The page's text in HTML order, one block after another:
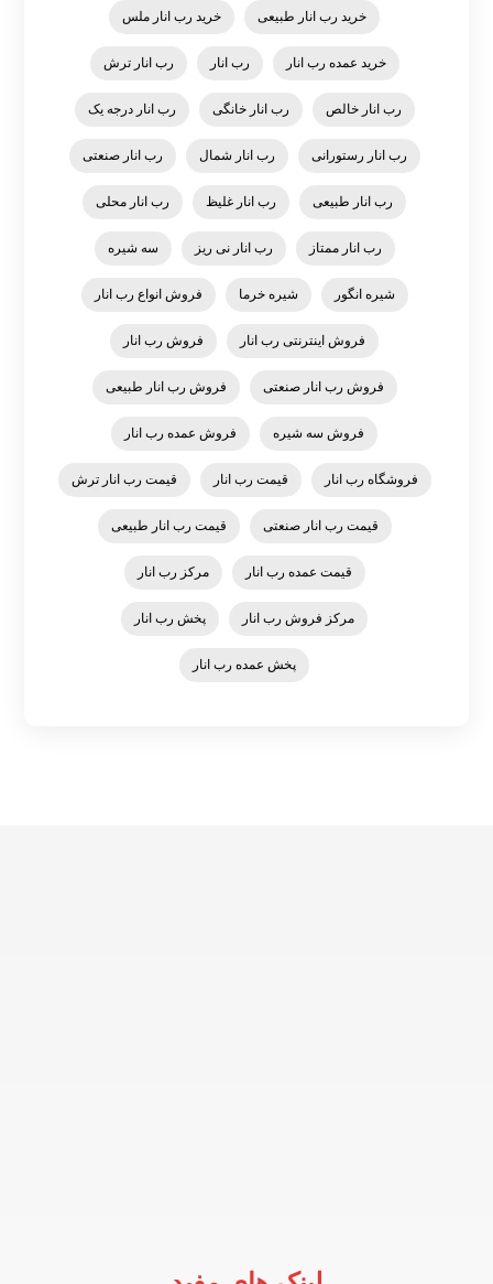
خرید رب انار طبیعی خرید رب انار ملس
خرید عمده رب انار رب انار رب انار ترش
رب انار خالص رب انار خانگی رب انار درجه یک
رب انار رستورانی رب انار شمال رب انار صنعتی
رب انار طبیعی رب انار غلیظ رب انار محلی
رب انار ممتاز رب انار نی ریز سه شیره
شیره انگور شیره خرما فروش انواع رب انار
فروش اینترنتی رب انار فروش رب انار
فروش رب انار صنعتی فروش رب انار طبیعی
فروش سه شیره فروش عمده رب انار
فروشگاه رب انار قیمت رب انار قیمت رب انار ترش
قیمت رب انار صنعتی قیمت رب انار طبیعی
قیمت عمده رب انار مرکز رب انار
مرکز فروش رب انار پخش رب انار
پخش عمده رب انار